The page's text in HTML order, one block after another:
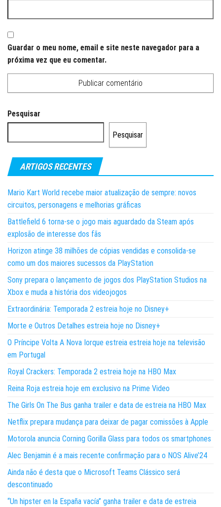
Guardar o meu nome, email e site neste navegador para a
próxima vez que eu comentar.
Pesquisar
Pesquisar
ARTIGOS RECENTES
Mario Kart World recebe maior atualização de sempre: novos
circuitos, personagens e melhorias gráficas
Battlefield 6 torna-se o jogo mais aguardado da Steam após
explosão de interesse dos fãs
Horizon atinge 38 milhões de cópias vendidas e consolida-se
como um dos maiores sucessos da PlayStation
Sony prepara o lançamento de jogos dos PlayStation Studios na
Xbox e muda a história dos videojogos
Extraordinária: Temporada 2 estreia hoje no Disney+
Morte e Outros Detalhes estreia hoje no Disney+
O Príncipe Volta A Nova Iorque estreia estreia hoje na televisão
em Portugal
Royal Crackers: Temporada 2 estreia hoje na HBO Max
Reina Roja estreia hoje em exclusivo na Prime Video
The Girls On The Bus ganha trailer e data de estreia na HBO Max
Netflix prepara mudança para deixar de pagar comissões à Apple
Motorola anuncia Corning Gorilla Glass para todos os smartphones
Alec Benjamin é a mais recente confirmação para o NOS Alive’24
Ainda não é desta que o Microsoft Teams Clássico será
descontinuado
“Un hipster en la España vacía” ganha trailer e data de estreia